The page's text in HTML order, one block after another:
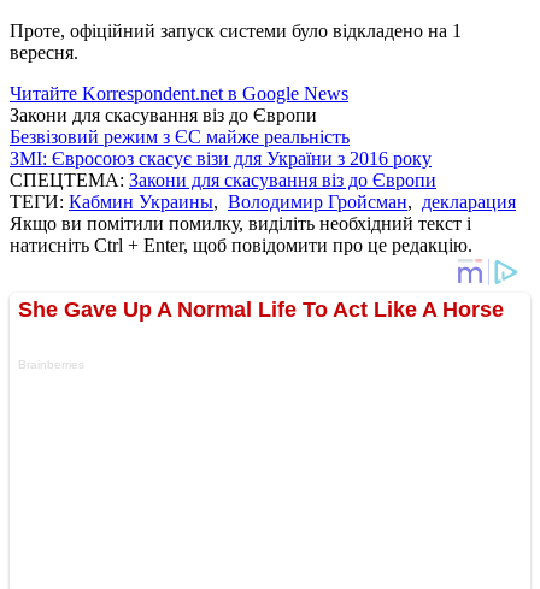
Проте, офіційний запуск системи було відкладено на 1
вересня.
Читайте Korrespondent.net в Google News
Закони для скасування віз до Європи
Безвізовий режим з ЄС майже реальність
ЗМІ: Євросоюз скасує візи для України з 2016 року
СПЕЦТЕМА: Закони для скасування віз до Європи
ТЕГИ: Кабмин Украины, Володимир Гройсман, декларация
Якщо ви помітили помилку, виділіть необхідний текст і
натисніть Ctrl + Enter, щоб повідомити про це редакцію.